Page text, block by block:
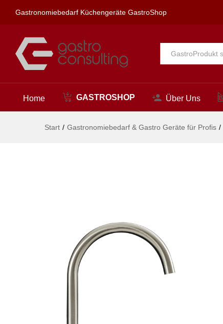
Gastronomiebedarf Küchengeräte GastroShop
Alle
Home GASTROSHOP Über Uns
Start / Gastronomiebedarf & Gastro Geräte für Profis /
Beschreibung